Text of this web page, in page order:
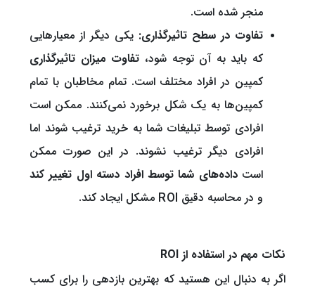
منجر شده است.
تفاوت در سطح تاثیرگذاری: یکی دیگر از معیارهایی
که باید به آن توجه شود، تفاوت میزان تاثیرگذاری
کمپین در افراد مختلف است. تمام مخاطبان با تمام
کمپین‌ها به یک شکل برخورد نمی‌کنند. ممکن است
افرادی توسط تبلیغات شما به خرید ترغیب شوند اما
افرادی دیگر ترغیب نشوند. در این صورت ممکن
استداده‌های شما توسط افراد دسته اول تغییر کند
و در محاسبه دقیق ROI مشکل ایجاد کند.
نکات مهم در استفاده از ROI
اگر به دنبال این هستید که بهترین بازدهی را برای کسب‌